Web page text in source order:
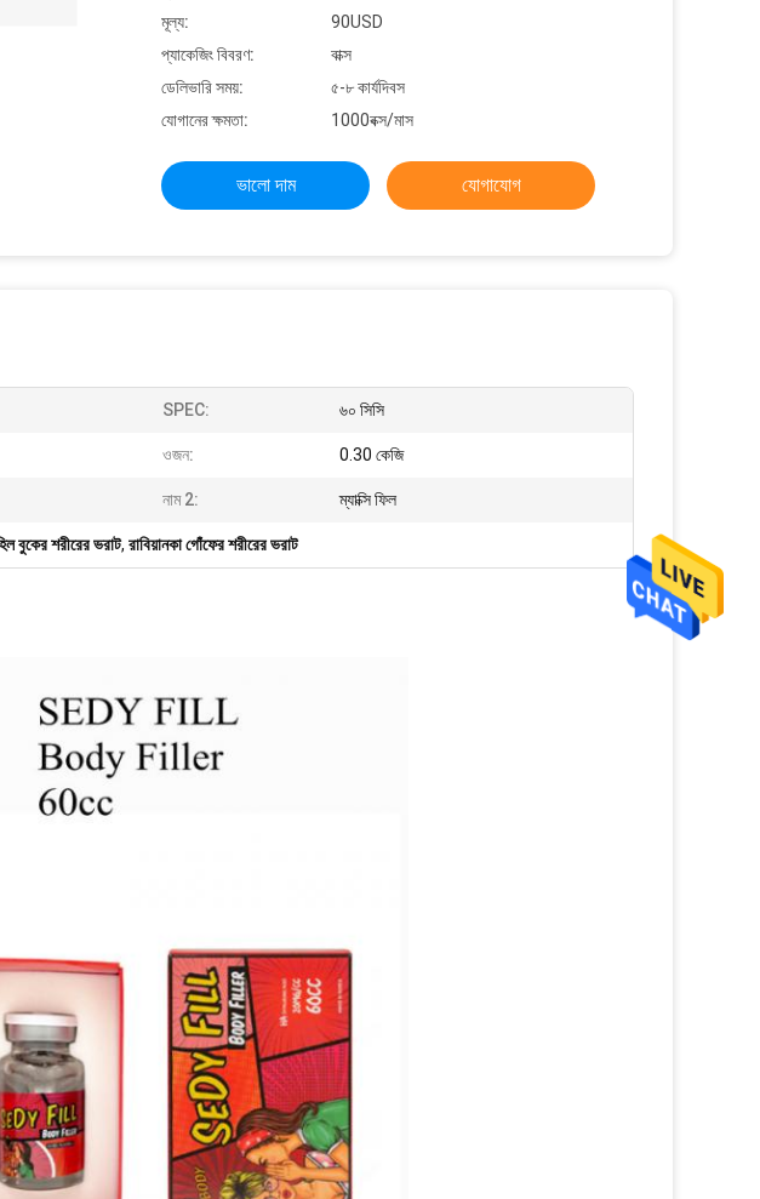
মূল্য:
90USD
প্যাকেজিং বিবরণ:
বাক্স
ডেলিভারি সময়:
৫-৮ কার্যদিবস
যোগানের ক্ষমতা:
1000বক্স/মাস
ভালো দাম যোগাযোগ
SPEC: ৬০ সিসি
ওজন: 0.30 কেজি
নাম 2: ম্যাক্সি ফিল
বুকের শরীরের ভরাট, রাবিয়ানকা গোঁফের শরীরের ভরাট